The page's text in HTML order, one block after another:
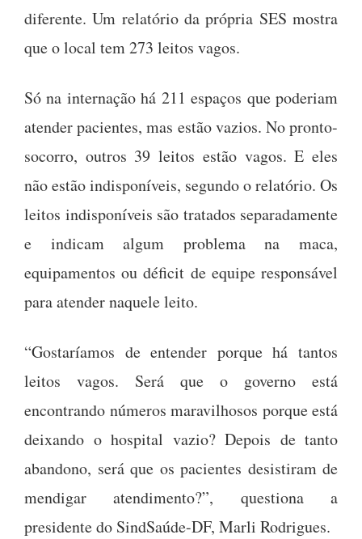
diferente. Um relatório da própria SES mostra
que o local tem 273 leitos vagos.
Só na internação há 211 espaços que poderiam
atender pacientes, mas estão vazios. No pronto-
socorro, outros 39 leitos estão vagos. E eles
não estão indisponíveis, segundo o relatório. Os
leitos indisponíveis são tratados separadamente
e indicam algum problema na maca,
equipamentos ou déficit de equipe responsável
para atender naquele leito.
“Gostaríamos de entender porque há tantos
leitos vagos. Será que o governo está
encontrando números maravilhosos porque está
deixando o hospital vazio? Depois de tanto
abandono, será que os pacientes desistiram de
mendigar atendimento?”, questiona a
presidente do SindSaúde-DF, Marli Rodrigues.